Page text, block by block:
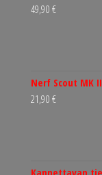
49,90 €
Nerf Scout MK
21,90 €
Kannettavan